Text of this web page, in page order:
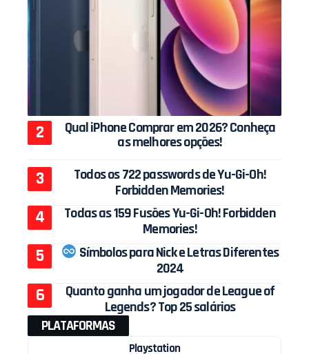
Qual iPhone Comprar em 2026? Conheça
as melhores opções!
Todos os 722 passwords de Yu-Gi-Oh!
Forbidden Memories!
Todas as 159 Fusões Yu-Gi-Oh! Forbidden
Memories!
Símbolos para Nick e Letras Diferentes
2024
Quanto ganha um jogador de League of
Legends? Top 25 salários
PLATAFORMAS
Playstation